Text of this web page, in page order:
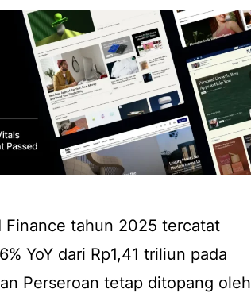
Finance tahun 2025 tercatat
YoY dari Rp1,41 triliun pada
Perseroan tetap ditopang oleh